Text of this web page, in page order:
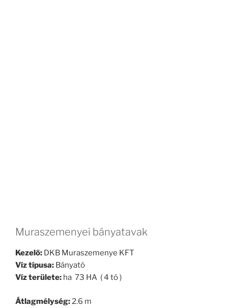
Muraszemenyei bányatavak
Kezelő: DKB Muraszemenye KFT
Víz típusa: Bányató
Víz területe: ha 73 HA ( 4 tó )
Átlagmélység:2.6 m